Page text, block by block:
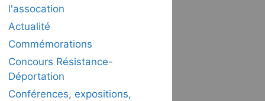
l'assocation
Actualité
Commémorations
Concours Résistance-
Déportation
Conférences, expositions,